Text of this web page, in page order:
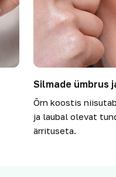
Silmade ümbrus
Õrn koostis
ja laubal olevat
ärrituseta.